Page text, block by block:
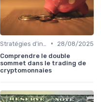
•
28/08/2025
Comprendre le double
sommet dans le trading de
cryptomonnaies